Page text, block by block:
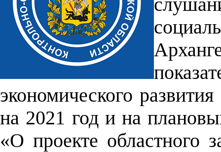
экономического
на 2021 год и на
«О проекте областного